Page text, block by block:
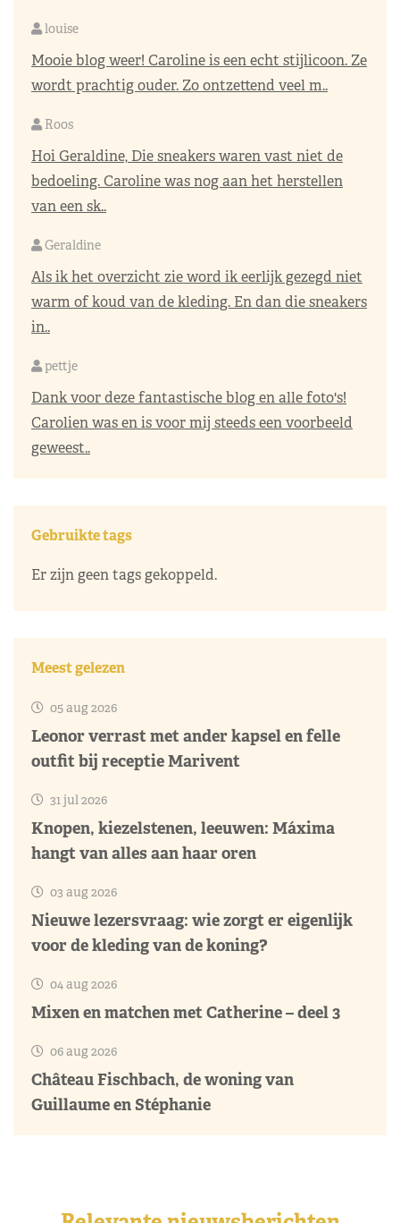
louise
Mooie blog weer! Caroline is een echt stijlicoon. Ze
wordt prachtig ouder. Zo ontzettend veel m..
Roos
Hoi Geraldine, Die sneakers waren vast niet de
bedoeling. Caroline was nog aan het herstellen
van een sk..
Geraldine
Als ik het overzicht zie word ik eerlijk gezegd niet
warm of koud van de kleding. En dan die sneakers
in..
pettje
Dank voor deze fantastische blog en alle foto's!
Carolien was en is voor mij steeds een voorbeeld
geweest..
Gebruikte tags
Er zijn geen tags gekoppeld.
Meest gelezen
05 aug 2026
Leonor verrast met ander kapsel en felle
outfit bij receptie Marivent
31 jul 2026
Knopen, kiezelstenen, leeuwen: Máxima
hangt van alles aan haar oren
03 aug 2026
Nieuwe lezersvraag: wie zorgt er eigenlijk
voor de kleding van de koning?
04 aug 2026
Mixen en matchen met Catherine – deel 3
06 aug 2026
Château Fischbach, de woning van
Guillaume en Stéphanie